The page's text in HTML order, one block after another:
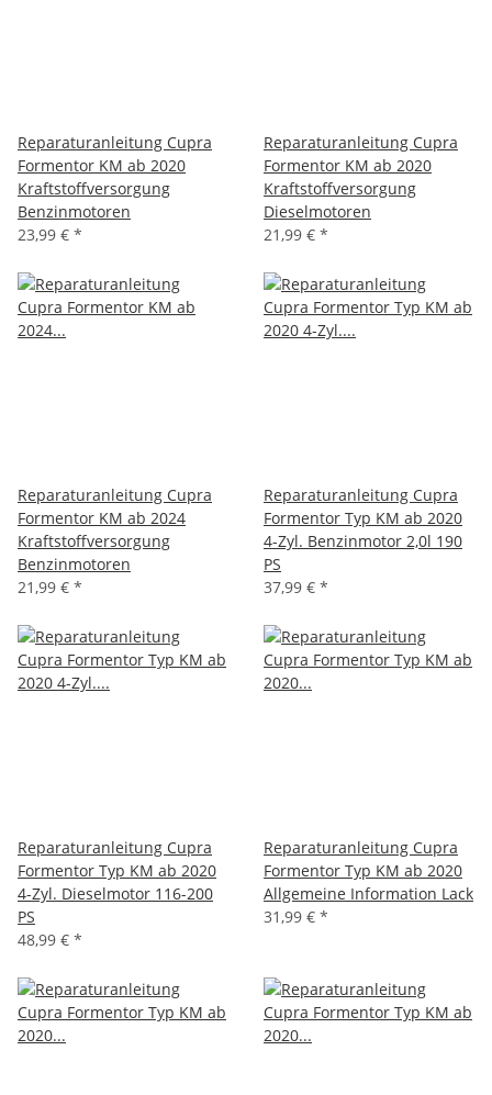
Reparaturanleitung Cupra
Formentor KM ab 2020
Kraftstoffversorgung
Benzinmotoren
23,99 € *
Reparaturanleitung Cupra
Formentor KM ab 2020
Kraftstoffversorgung
Dieselmotoren
21,99 € *
Reparaturanleitung Cupra
Formentor KM ab 2024
Kraftstoffversorgung
Benzinmotoren
21,99 € *
Reparaturanleitung Cupra
Formentor Typ KM ab 2020
4-Zyl. Benzinmotor 2,0l 190
PS
37,99 € *
Reparaturanleitung Cupra
Formentor Typ KM ab 2020
4-Zyl. Dieselmotor 116-200
PS
48,99 € *
Reparaturanleitung Cupra
Formentor Typ KM ab 2020
Allgemeine Information Lack
31,99 € *